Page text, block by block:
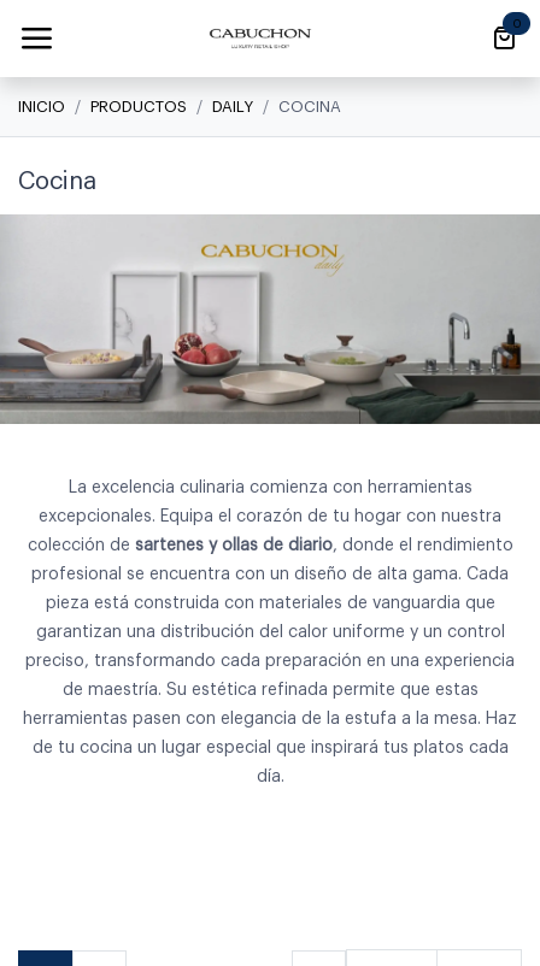
0
INICIO PRODUCTOS DAILY COCINA
Cocina
La excelencia culinaria comienza con herramientas
excepcionales. Equipa el corazón de tu hogar con nuestra
colección de sartenes y ollas de diario, donde el rendimiento
profesional se encuentra con un diseño de alta gama. Cada
pieza está construida con materiales de vanguardia que
garantizan una distribución del calor uniforme y un control
preciso, transformando cada preparación en una experiencia
de maestría. Su estética refinada permite que estas
herramientas pasen con elegancia de la estufa a la mesa. Haz
de tu cocina un lugar especial que inspirará tus platos cada
día.